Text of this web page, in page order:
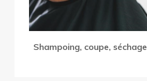
Shampoing, coupe, séchage